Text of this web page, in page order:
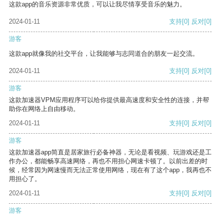
这款app的音乐资源非常优质，可以让我尽情享受音乐的魅力。
2024-01-11 支持[0] 反对[0]
游客
这款app就像我的社交平台，让我能够与志同道合的朋友一起交流。
2024-01-11 支持[0] 反对[0]
游客
这款加速器VPM应用程序可以给你提供最高速度和安全性的连接，并帮
助你在网络上自由移动。
2024-01-11
支持[0] 反对[0]
游客
这款加速器app简直是居家旅行必备神器，无论是看视频、玩游戏还是工
作办公，都能畅享高速网络，再也不用担心网速卡顿了。以前出差的时
候，经常因为网速慢而无法正常使用网络，现在有了这个app，我再也不
用担心了。
2024-01-11
支持[0] 反对[0]
游客